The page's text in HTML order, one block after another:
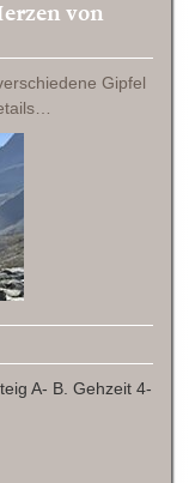
von
Gipfel
A- B. Gehzeit 4-